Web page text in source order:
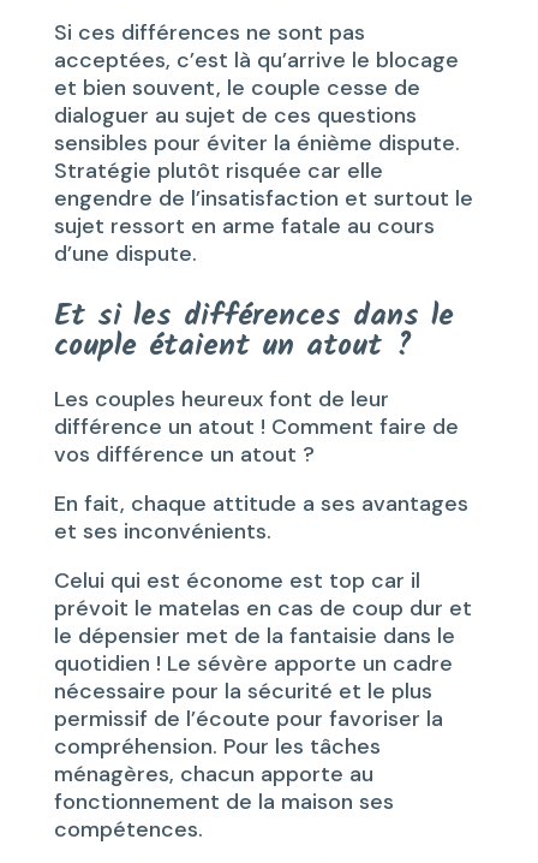
Si ces différences ne sont pas
acceptées, c’est là qu’arrive le blocage
et bien souvent, le couple cesse de
dialoguer au sujet de ces questions
sensibles pour éviter la énième dispute.
Stratégie plutôt risquée car elle
engendre de l’insatisfaction et surtout le
sujet ressort en arme fatale au cours
d’une dispute.
Et si les différences dans le
couple étaient un atout ?
Les couples heureux font de leur
différence un atout ! Comment faire de
vos différence un atout ?
En fait, chaque attitude a ses avantages
et ses inconvénients.
Celui qui est économe est top car il
prévoit le matelas en cas de coup dur et
le dépensier met de la fantaisie dans le
quotidien ! Le sévère apporte un cadre
nécessaire pour la sécurité et le plus
permissif de l’écoute pour favoriser la
compréhension. Pour les tâches
ménagères, chacun apporte au
fonctionnement de la maison ses
compétences.